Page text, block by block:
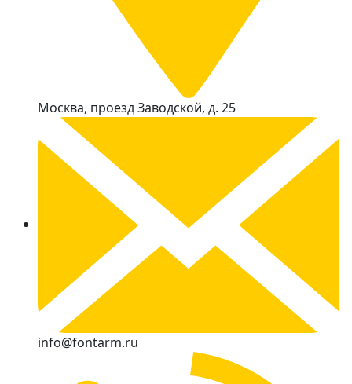
Москва, проезд Заводской, д. 25
info@fontarm.ru